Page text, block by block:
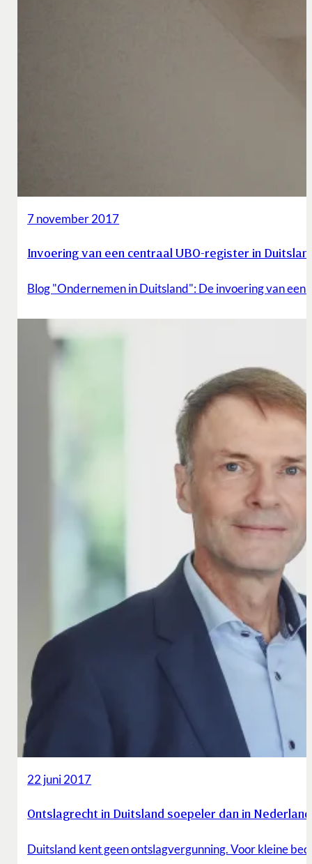
7 november 2017
Invoering van een centraal UBO-register in
Blog "Ondernemen in Duitsland": De invoering van
22 juni 2017
Ontslagrecht in Duitsland soepeler dan in Nederland
Duitsland kent geen ontslagvergunning. Voor kleine